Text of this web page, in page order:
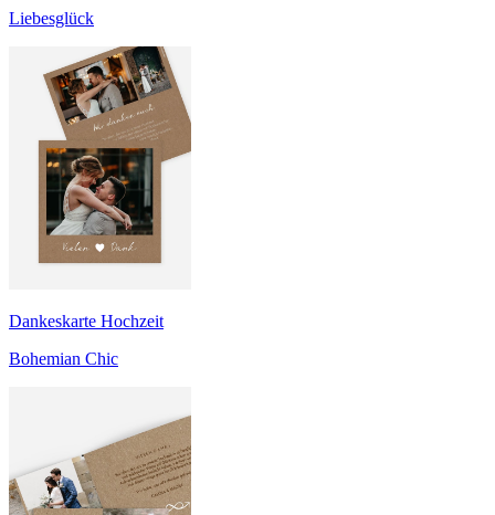
Liebesglück
Dankeskarte Hochzeit
Bohemian Chic